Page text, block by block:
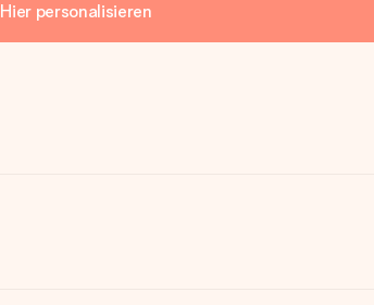
Hier personalisieren